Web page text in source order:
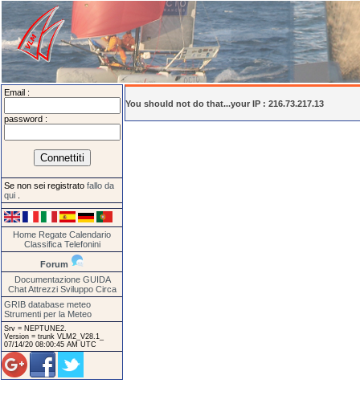
Email :
password :
Se non sei registrato fallo da
qui
Home Regate Calendario
Classifica Telefonini
Forum
Documentazione GUIDA
Chat Attrezzi Sviluppo Circa
GRIB database meteo
Strumenti per la Meteo
Srv = NEPTUNE2.
Version = trunk VLM2_V28.1_
07/14/20 08:00:45 AM UTC
You should not do that...your IP : 216.73.217.13